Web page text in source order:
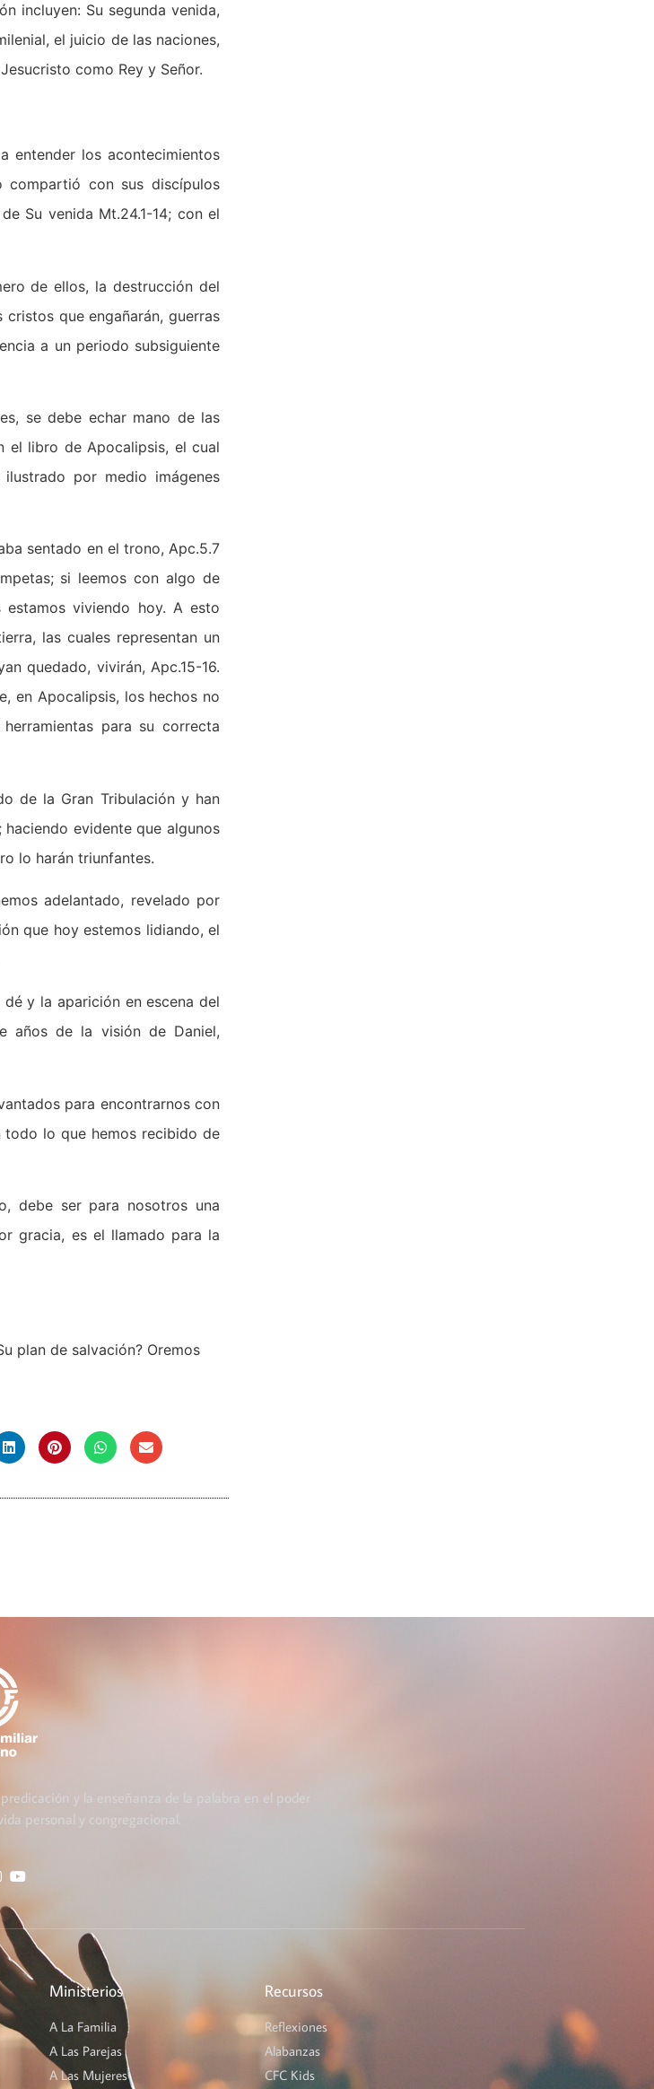
incluyen: Su segunda venida,
el juicio de las naciones,
como Rey y Señor.
entender los acontecimientos
compartió con sus discípulos
Su venida Mt.24.1-14; con el
de ellos, la destrucción del
que engañarán, guerras
a un periodo subsiguiente
se debe echar mano de las
el libro de Apocalipsis, el cual
por medio imágenes
sentado en el trono, Apc.5.7
si leemos con algo de
estamos viviendo hoy. A esto
las cuales representan un
quedado, vivirán, Apc.15-16.
en Apocalipsis, los hechos no
para su correcta
de la Gran Tribulación y han
evidente que algunos
lo harán triunfantes.
adelantado, revelado por
que hoy estemos lidiando, el
y la aparición en escena del
años de la visión de Daniel,
para encontrarnos con
todo lo que hemos recibido de
debe ser para nosotros una
gracia, es el llamado para la
plan de salvación? Oremos
y la enseñanza de la palabra en el poder
personal y congregacional.
Ministerios
A La Familia
A Las Parejas
A Las Mujeres
Recursos
Reflexiones
Alabanzas
CFC Kids